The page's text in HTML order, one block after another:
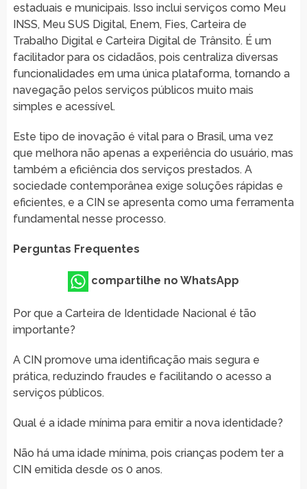
estaduais e municipais. Isso inclui serviços como Meu
INSS, Meu SUS Digital, Enem, Fies, Carteira de
Trabalho Digital e Carteira Digital de Trânsito. É um
facilitador para os cidadãos, pois centraliza diversas
funcionalidades em uma única plataforma, tornando a
navegação pelos serviços públicos muito mais
simples e acessível.
Este tipo de inovação é vital para o Brasil, uma vez
que melhora não apenas a experiência do usuário, mas
também a eficiência dos serviços prestados. A
sociedade contemporânea exige soluções rápidas e
eficientes, e a CIN se apresenta como uma ferramenta
fundamental nesse processo.
Perguntas Frequentes
compartilhe no WhatsApp
Por que a Carteira de Identidade Nacional é tão
importante?
A CIN promove uma identificação mais segura e
prática, reduzindo fraudes e facilitando o acesso a
serviços públicos.
Qual é a idade mínima para emitir a nova identidade?
Não há uma idade mínima, pois crianças podem ter a
CIN emitida desde os 0 anos.